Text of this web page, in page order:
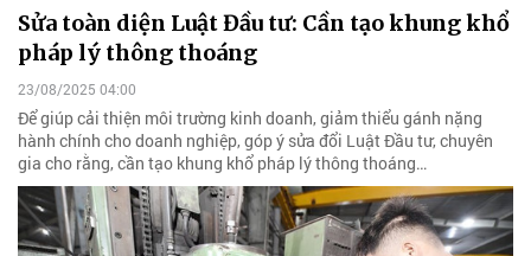
Sửa toàn diện Luật Đầu tư: Cần tạo khung khổ
pháp lý thông thoáng
23/08/2025 04:00
Để giúp cải thiện môi trường kinh doanh, giảm thiểu gánh nặng
hành chính cho doanh nghiệp, góp ý sửa đổi Luật Đầu tư, chuyên
gia cho rằng, cần tạo khung khổ pháp lý thông thoáng…